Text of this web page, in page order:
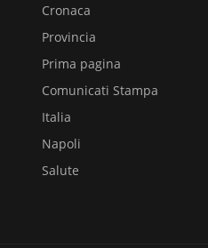
Cronaca
Provincia
Prima pagina
Comunicati Stampa
Italia
Napoli
Salute